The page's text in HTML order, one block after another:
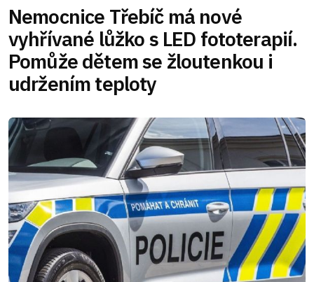
Nemocnice Třebíč má nové
vyhřívané lůžko s LED fototerapií.
Pomůže dětem se žloutenkou i
udržením teploty